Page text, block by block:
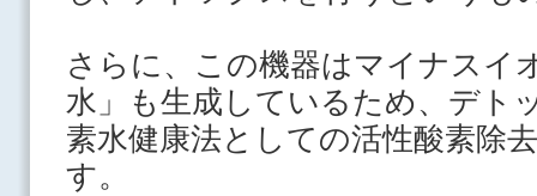
さらに、この機器はマイナスイ
水」も生成しているため、デト
素水健康法としての活性酸素除
す。